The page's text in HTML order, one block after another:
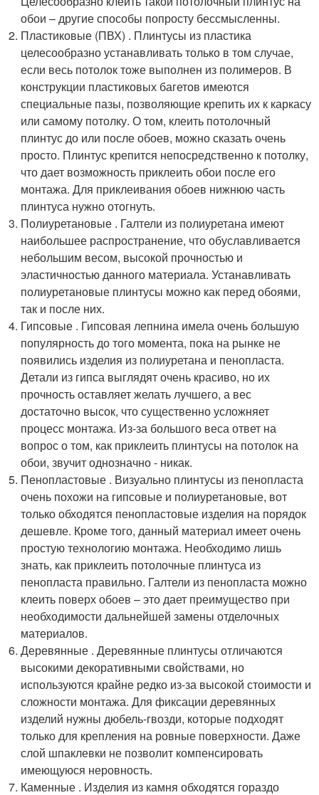
обои – другие способы попросту бессмысленны.
Пластиковые (ПВХ) . Плинтусы из пластика
целесообразно устанавливать только в том случае,
если весь потолок тоже выполнен из полимеров. В
конструкции пластиковых багетов имеются
специальные пазы, позволяющие крепить их к каркасу
или самому потолку. О том, клеить потолочный
плинтус до или после обоев, можно сказать очень
просто. Плинтус крепится непосредственно к потолку,
что дает возможность приклеить обои после его
монтажа. Для приклеивания обоев нижнюю часть
плинтуса нужно отогнуть.
Полиуретановые . Галтели из полиуретана имеют
наибольшее распространение, что обуславливается
небольшим весом, высокой прочностью и
эластичностью данного материала. Устанавливать
полиуретановые плинтусы можно как перед обоями,
так и после них.
Гипсовые . Гипсовая лепнина имела очень большую
популярность до того момента, пока на рынке не
появились изделия из полиуретана и пенопласта.
Детали из гипса выглядят очень красиво, но их
прочность оставляет желать лучшего, а вес
достаточно высок, что существенно усложняет
процесс монтажа. Из-за большого веса ответ на
вопрос о том, как приклеить плинтусы на потолок на
обои, звучит однозначно - никак.
Пенопластовые . Визуально плинтусы из пенопласта
очень похожи на гипсовые и полиуретановые, вот
только обходятся пенопластовые изделия на порядок
дешевле. Кроме того, данный материал имеет очень
простую технологию монтажа. Необходимо лишь
знать, как приклеить потолочные плинтуса из
пенопласта правильно. Галтели из пенопласта можно
клеить поверх обоев – это дает преимущество при
необходимости дальнейшей замены отделочных
материалов.
Деревянные . Деревянные плинтусы отличаются
высокими декоративными свойствами, но
используются крайне редко из-за высокой стоимости и
сложности монтажа. Для фиксации деревянных
изделий нужны дюбель-гвозди, которые подходят
только для крепления на ровные поверхности. Даже
слой шпаклевки не позволит компенсировать
имеющуюся неровность.
Каменные . Изделия из камня обходятся гораздо